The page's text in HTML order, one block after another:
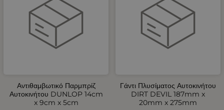
Αντιθαμβωτικό Παρμπρίζ
Αυτοκινήτου DUNLOP 14cm
x 9cm x 5cm
Γάντι Πλυσίματος Αυτοκινήτου
DIRT DEVIL 187mm x
20mm x 275mm